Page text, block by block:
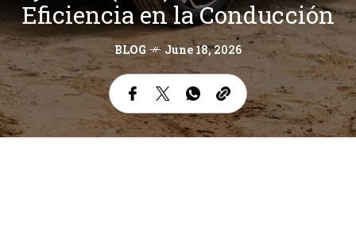
Eficiencia en la Conducción
BLOG June 18, 2026